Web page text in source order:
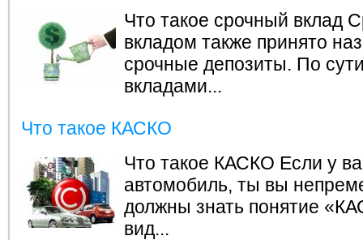
Что такое срочный вклад
вкладом также принято
срочные депозиты. По
вкладами...
Что такое КАСКО
Что такое КАСКО Если у
автомобиль, ты вы
должны знать понятие
вид...